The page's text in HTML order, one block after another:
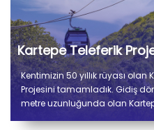
Kartepe Teleferik
Kentimizin 50 yıllık rüyası olan
Projesini tamamladık. Gidiş
metre uzunluğunda olan